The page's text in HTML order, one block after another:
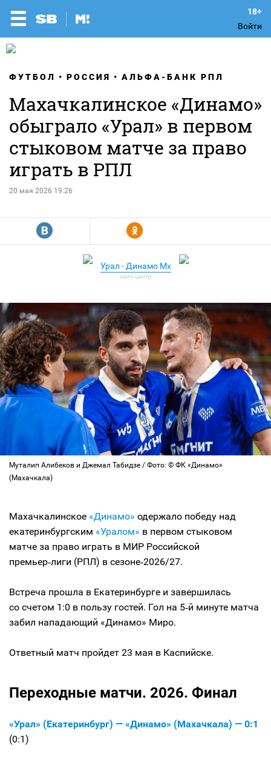
Войти
ФУТБОЛ РОССИЯ АЛЬФА-БАНК РПЛ
Махачкалинское «Динамо»
обыграло «Урал» в первом
стыковом матче за право
играть в РПЛ
20 мая 2026 19:26
R Y
Урал - Динамо Мх
Муталип Алибеков и Джемал Табидзе / Фото: © ФК «Динамо»
(Махачкала)
Махачкалинское «Динамо» одержало победу над
екатеринбургским «Уралом» в первом стыковом
матче за право играть в МИР Российской
премьер‑лиги (РПЛ) в сезоне‑2026/27.
Встреча прошла в Екатеринбурге и завершилась
со счетом 1:0 в пользу гостей. Гол на 5‑й минуте матча
забил нападающий «Динамо» Миро.
Ответный матч пройдет 23 мая в Каспийске.
Переходные матчи. 2026. Финал
«Урал» (Екатеринбург) — «Динамо» (Махачкала) — 0:1
(0:1)